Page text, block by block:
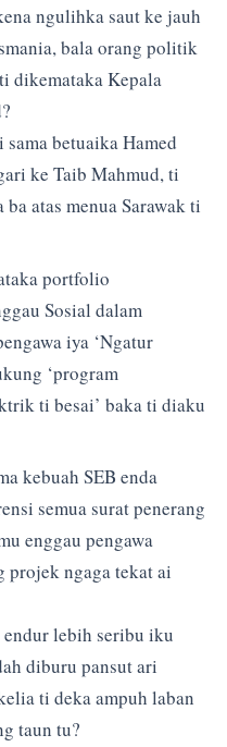
ngulihka saut ke jauh
bala orang politik
dikemataka Kepala
betuaika Hamed
ke Taib Mahmud, ti
atas menua Sarawak ti
portfolio
Sosial dalam
iya ‘Ngatur
‘program
ti besai’ baka ti diaku
kebuah SEB enda
semua surat penerang
enggau pengawa
projek ngaga tekat ai
lebih seribu iku
diburu pansut ari
ti deka ampuh laban
taun tu?